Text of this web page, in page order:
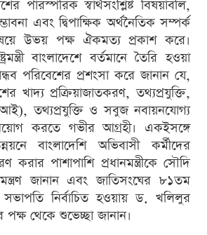
পারস্পরিক স্বার্থসংশ্লিষ্ট বিষয়াবলি,
এবং দ্বিপাক্ষিক অর্থনৈতিক সম্পর্ক
উভয় পক্ষ ঐকমত্য প্রকাশ করে।
বাংলাদেশে বর্তমানে তৈরি হওয়া
পরিবেশের প্রশংসা করে জানান যে,
খাদ্য প্রক্রিয়াজাতকরণ, তথ্যপ্রযুক্তি,
তথ্যপ্রযুক্তি ও সবুজ নবায়নযোগ্য
করতে গভীর আগ্রহী। একইসঙ্গে
বাংলাদেশি অভিবাসী কর্মীদের
করার পাশাপাশি প্রধানমন্ত্রীকে সৌদি
জানান এবং জাতিসংঘের ৮১তম
নির্বাচিত হওয়ায় ড. খলিলুর
থেকে শুভেচ্ছা জানান।